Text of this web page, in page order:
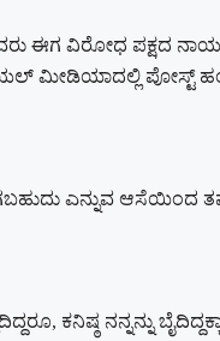
ಈಗ ವಿರೋಧ ಪಕ್ಷದ
ಪೋಸ್ಟ್
ಎನ್ನುವ ಆಸೆಯಿಂದ
ಕನಿಷ್ಠ ನನ್ನನ್ನು